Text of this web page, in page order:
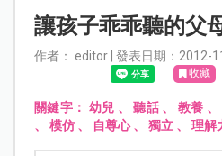
讓孩子乖乖聽的父
作者： editor | 發表日期：2012-
收藏
關鍵字： 幼兒 、聽話、 教養 、
、 模仿、 自尊心、 獨立、 理解